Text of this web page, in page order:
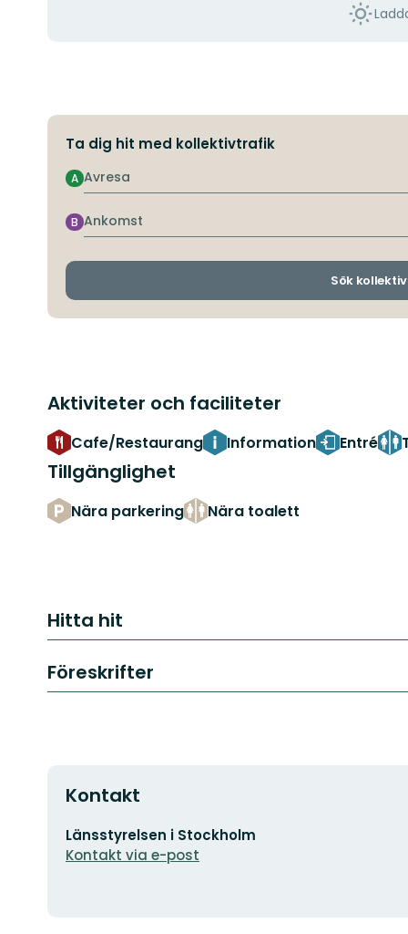
Ta dig hit med kollektivtrafik
Avresa
A
Ankomst
B
Sök
Aktiviteter och faciliteter
Cafe/Restaurang Information Entré
Tillgänglighet
Nära parkering Nära toalett
Hitta hit
Föreskrifter
Kontakt
E-
postadress
Länsstyrelsen i Stockholm
Kontakt via e-post